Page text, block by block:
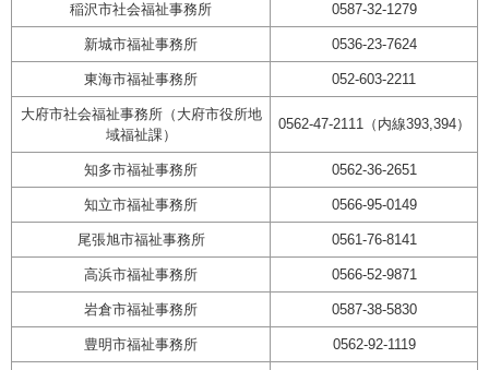
稲沢市社会福祉事務所 0587-32-1279
新城市福祉事務所 0536-23-7624
東海市福祉事務所 052-603-2211
大府市社会福祉事務所（大府市役所地
域福祉課）
0562-47-2111（内線393,394）
知多市福祉事務所 0562-36-2651
知立市福祉事務所 0566-95-0149
尾張旭市福祉事務所 0561-76-8141
高浜市福祉事務所 0566-52-9871
岩倉市福祉事務所 0587-38-5830
豊明市福祉事務所 0562-92-1119